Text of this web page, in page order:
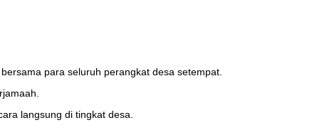
para seluruh perangkat desa setempat.
langsung di tingkat desa.